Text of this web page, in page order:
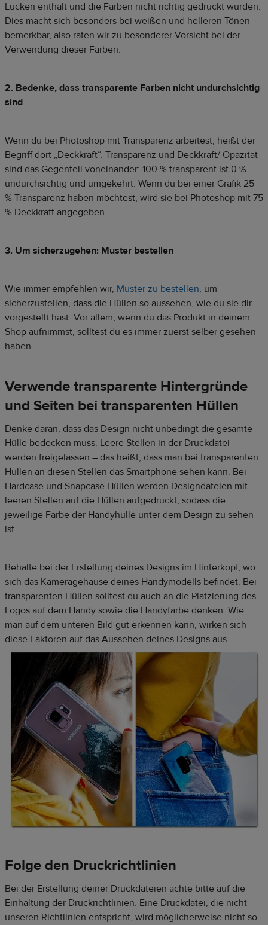
Lücken enthält und die Farben nicht richtig gedruckt wurden.
Dies macht sich besonders bei weißen und helleren Tönen
bemerkbar, also raten wir zu besonderer Vorsicht bei der
Verwendung dieser Farben.
2. Bedenke, dass transparente Farben nicht undurchsichtig
sind
Wenn du bei Photoshop mit Transparenz arbeitest, heißt der
Begriff dort „Deckkraft“. Transparenz und Deckkraft/ Opazität
sind das Gegenteil voneinander: 100 % transparent ist 0 %
undurchsichtig und umgekehrt. Wenn du bei einer Grafik 25
% Transparenz haben möchtest, wird sie bei Photoshop mit 75
% Deckkraft angegeben.
3. Um sicherzugehen: Muster bestellen
Wie immer empfehlen wir, Muster zu bestellen, um
sicherzustellen, dass die Hüllen so aussehen, wie du sie dir
vorgestellt hast. Vor allem, wenn du das Produkt in deinem
Shop aufnimmst, solltest du es immer zuerst selber gesehen
haben.
Verwende transparente Hintergründe
und Seiten bei transparenten Hüllen
Denke daran, dass das Design nicht unbedingt die gesamte
Hülle bedecken muss. Leere Stellen in der Druckdatei
werden freigelassen – das heißt, dass man bei transparenten
Hüllen an diesen Stellen das Smartphone sehen kann. Bei
Hardcase und Snapcase Hüllen werden Designdateien mit
leeren Stellen auf die Hüllen aufgedruckt, sodass die
jeweilige Farbe der Handyhülle unter dem Design zu sehen
ist.
Behalte bei der Erstellung deines Designs im Hinterkopf, wo
sich das Kameragehäuse deines Handymodells befindet. Bei
transparenten Hüllen solltest du auch an die Platzierung des
Logos auf dem Handy sowie die Handyfarbe denken. Wie
man auf dem unteren Bild gut erkennen kann, wirken sich
diese Faktoren auf das Aussehen deines Designs aus.
Folge den Druckrichtlinien
Bei der Erstellung deiner Druckdateien achte bitte auf die
Einhaltung der Druckrichtlinien. Eine Druckdatei, die nicht
unseren Richtlinien entspricht, wird möglicherweise nicht so